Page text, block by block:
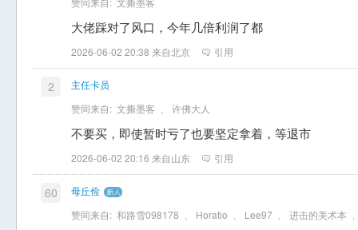
大佬踩对了风口，今年几倍利润了都
2026-06-02 20:38 来自北京 引用
2
主任卡员
赞同来自: 文撕墨客 许佛大人
不要买，即使暂时亏了也要坚定拿着，等退市
2026-06-02 20:16 来自山东 引用
60
母丘俭
赞同来自: 和路雪098178 Horatio Lee97 进击的美术本